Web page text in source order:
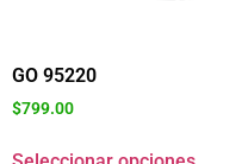
GO 95220
$799.00